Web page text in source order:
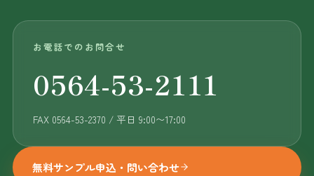
お電話でのお問合せ
0564-53-2111
FAX 0564-53-2370 / 平日 9:00〜17:00
無料サンプル申込・問い合わせ